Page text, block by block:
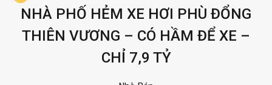
NHÀ PHỐ HẺM XE HƠI PHÙ ĐỔNG
THIÊN VƯƠNG – CÓ HẦM ĐỂ XE –
CHỈ 7,9 TỶ